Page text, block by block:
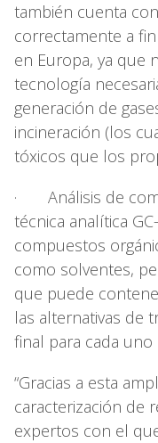
también cuenta
correctamente a
en Europa, ya que
tecnología
generación de
incineración (los
tóxicos que los
· Análisis de
técnica analítica
compuestos
como solventes,
que puede
las alternativas de
final para cada uno
“Gracias a esta
caracterización de
expertos con el